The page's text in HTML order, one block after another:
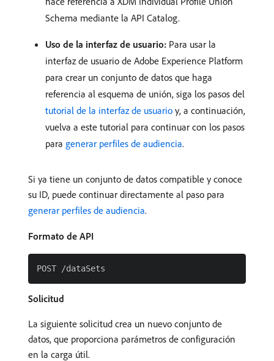
Schema mediante la API Catalog.
Uso de la interfaz de usuario: Para usar la
interfaz de usuario de Adobe Experience Platform
para crear un conjunto de datos que haga
referencia al esquema de unión, siga los pasos del
tutorial de la interfaz de usuario y, a continuación,
vuelva a este tutorial para continuar con los pasos
para generar perfiles de audiencia.
Si ya tiene un conjunto de datos compatible y conoce
su ID, puede continuar directamente al paso para
generar perfiles de audiencia.
Formato de API
Solicitud
La siguiente solicitud crea un nuevo conjunto de
datos, que proporciona parámetros de configuración
en la carga útil.